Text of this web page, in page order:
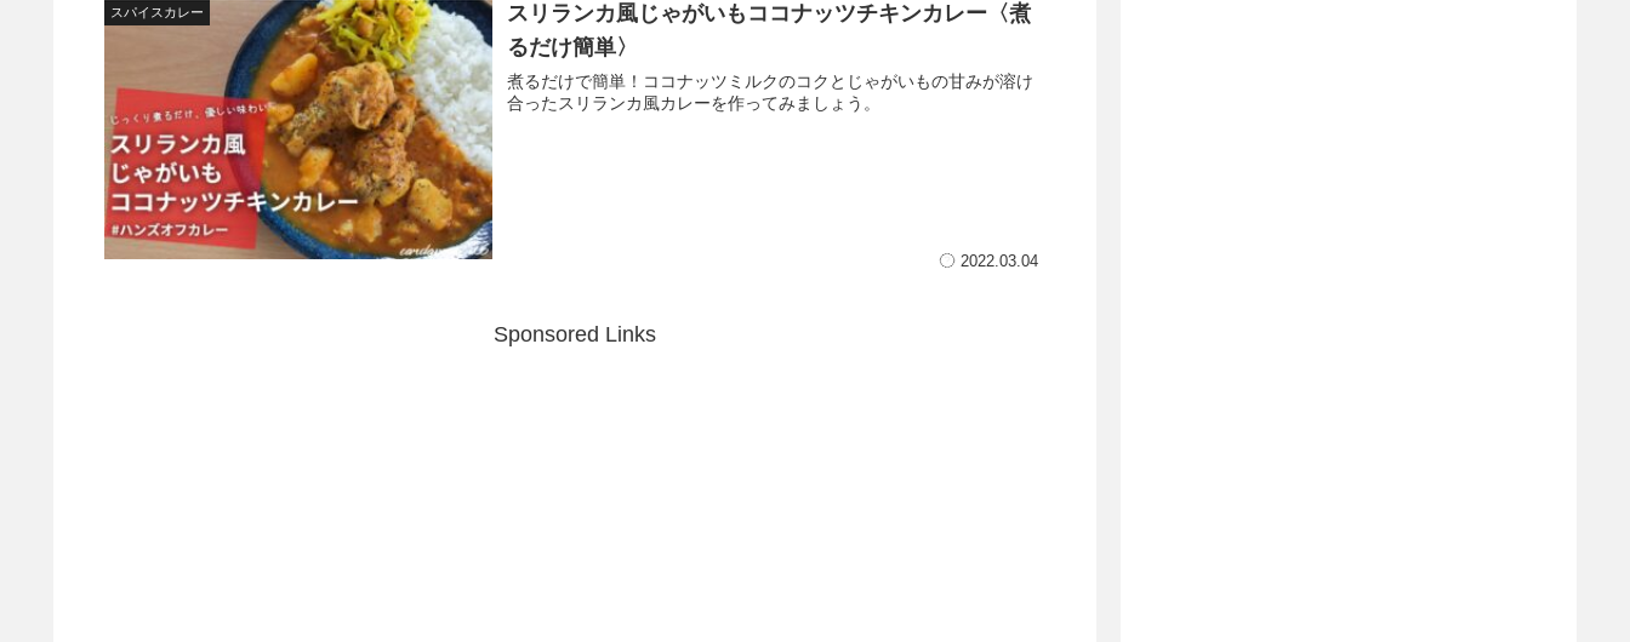
スパイスカレー
スリランカ風じゃがいもココナッツチキンカレー〈煮
るだけ簡単〉
煮るだけで簡単！ココナッツミルクのコクとじゃがいもの甘みが溶け
合ったスリランカ風カレーを作ってみましょう。
2022.03.04
Sponsored Links